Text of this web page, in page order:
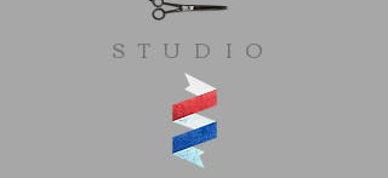
​STUDIO